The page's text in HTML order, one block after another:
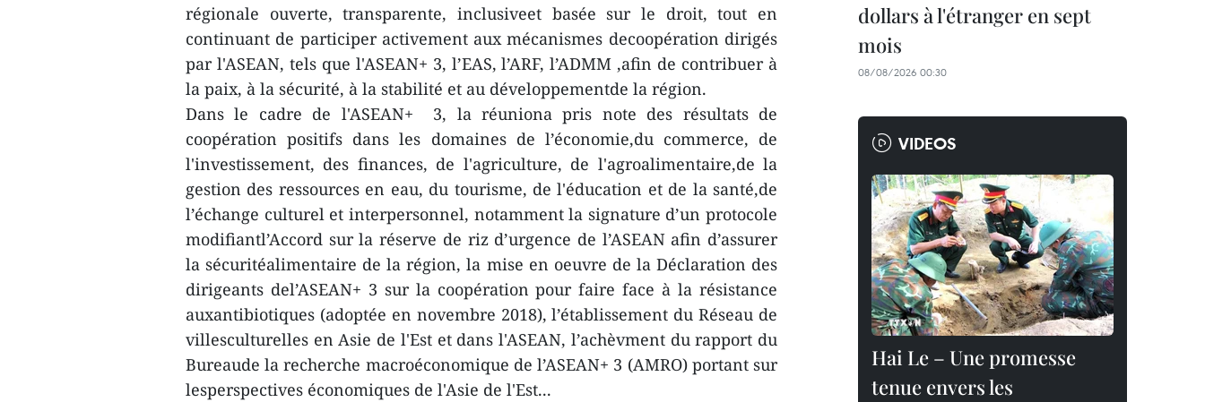
régionale ouverte, transparente, inclusiveet basée sur le droit, tout en
continuant de participer activement aux mécanismes decoopération dirigés
par l'ASEAN, tels que l'ASEAN+ 3, l’EAS, l’ARF, l’ADMM ,afin de contribuer à
la paix, à la sécurité, à la stabilité et au développementde la région.
Dans le cadre de l'ASEAN+ 3, la réuniona pris note des résultats de
coopération positifs dans les domaines de l’économie,du commerce, de
l'investissement, des finances, de l'agriculture, de l'agroalimentaire,de la
gestion des ressources en eau, du tourisme, de l'éducation et de la santé,de
l’échange culturel et interpersonnel, notamment la signature d’un protocole
modifiantl’Accord sur la réserve de riz d’urgence de l’ASEAN afin d’assurer
la sécuritéalimentaire de la région, la mise en oeuvre de la Déclaration des
dirigeants del’ASEAN+ 3 sur la coopération pour faire face à la résistance
auxantibiotiques (adoptée en novembre 2018), l’établissement du Réseau de
villesculturelles en Asie de l'Est et dans l'ASEAN, l’achèvment du rapport du
Bureaude la recherche macroéconomique de l’ASEAN+ 3 (AMRO) portant sur
lesperspectives économiques de l'Asie de l'Est...
dollars à l'étranger en sept
mois
08/08/2026 00:30
VIDEOS
Hai Le – Une promesse
tenue envers les